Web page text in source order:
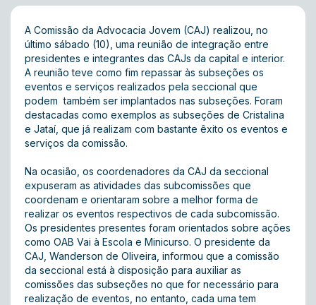
A Comissão da Advocacia Jovem (CAJ) realizou, no
último sábado (10), uma reunião de integração entre
presidentes e integrantes das CAJs da capital e interior.
A reunião teve como fim repassar às subseções os
eventos e serviços realizados pela seccional que
podem também ser implantados nas subseções. Foram
destacadas como exemplos as subseções de Cristalina
e Jataí, que já realizam com bastante êxito os eventos e
serviços da comissão.
Na ocasião, os coordenadores da CAJ da seccional
expuseram as atividades das subcomissões que
coordenam e orientaram sobre a melhor forma de
realizar os eventos respectivos de cada subcomissão.
Os presidentes presentes foram orientados sobre ações
como OAB Vai à Escola e Minicurso. O presidente da
CAJ, Wanderson de Oliveira, informou que a comissão
da seccional está à disposição para auxiliar as
comissões das subseções no que for necessário para
realização de eventos, no entanto, cada uma tem